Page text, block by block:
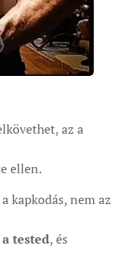
az a
ellen.
kapkodás, nem az
tested, és